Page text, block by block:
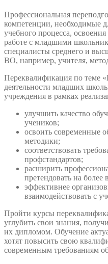
Профессиональная
компетенции, необходимые
учебного процесса,
работе с младшими
специалисты среднего и
ВО, например, учителя,
Переквалификация по теме
деятельности младших
учреждения в рамках
улучшить качество
учеников;
освоить современные
методики;
соответствовать
профстандартов;
расширить
претендовать на
эффективнее
взаимодействовать с
Пройти курсы
углубить свои знания,
их дипломом. Обучение
хотят повысить свою
современным требованиям